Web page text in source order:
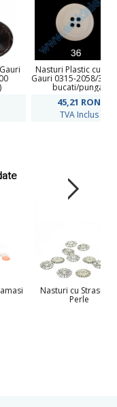
Nasturi Plastic cu
Gauri 0315-2058/36
bucati/punga)
45,21 RON
TVA Inclus
Nasturi cu Strasuri
Perle